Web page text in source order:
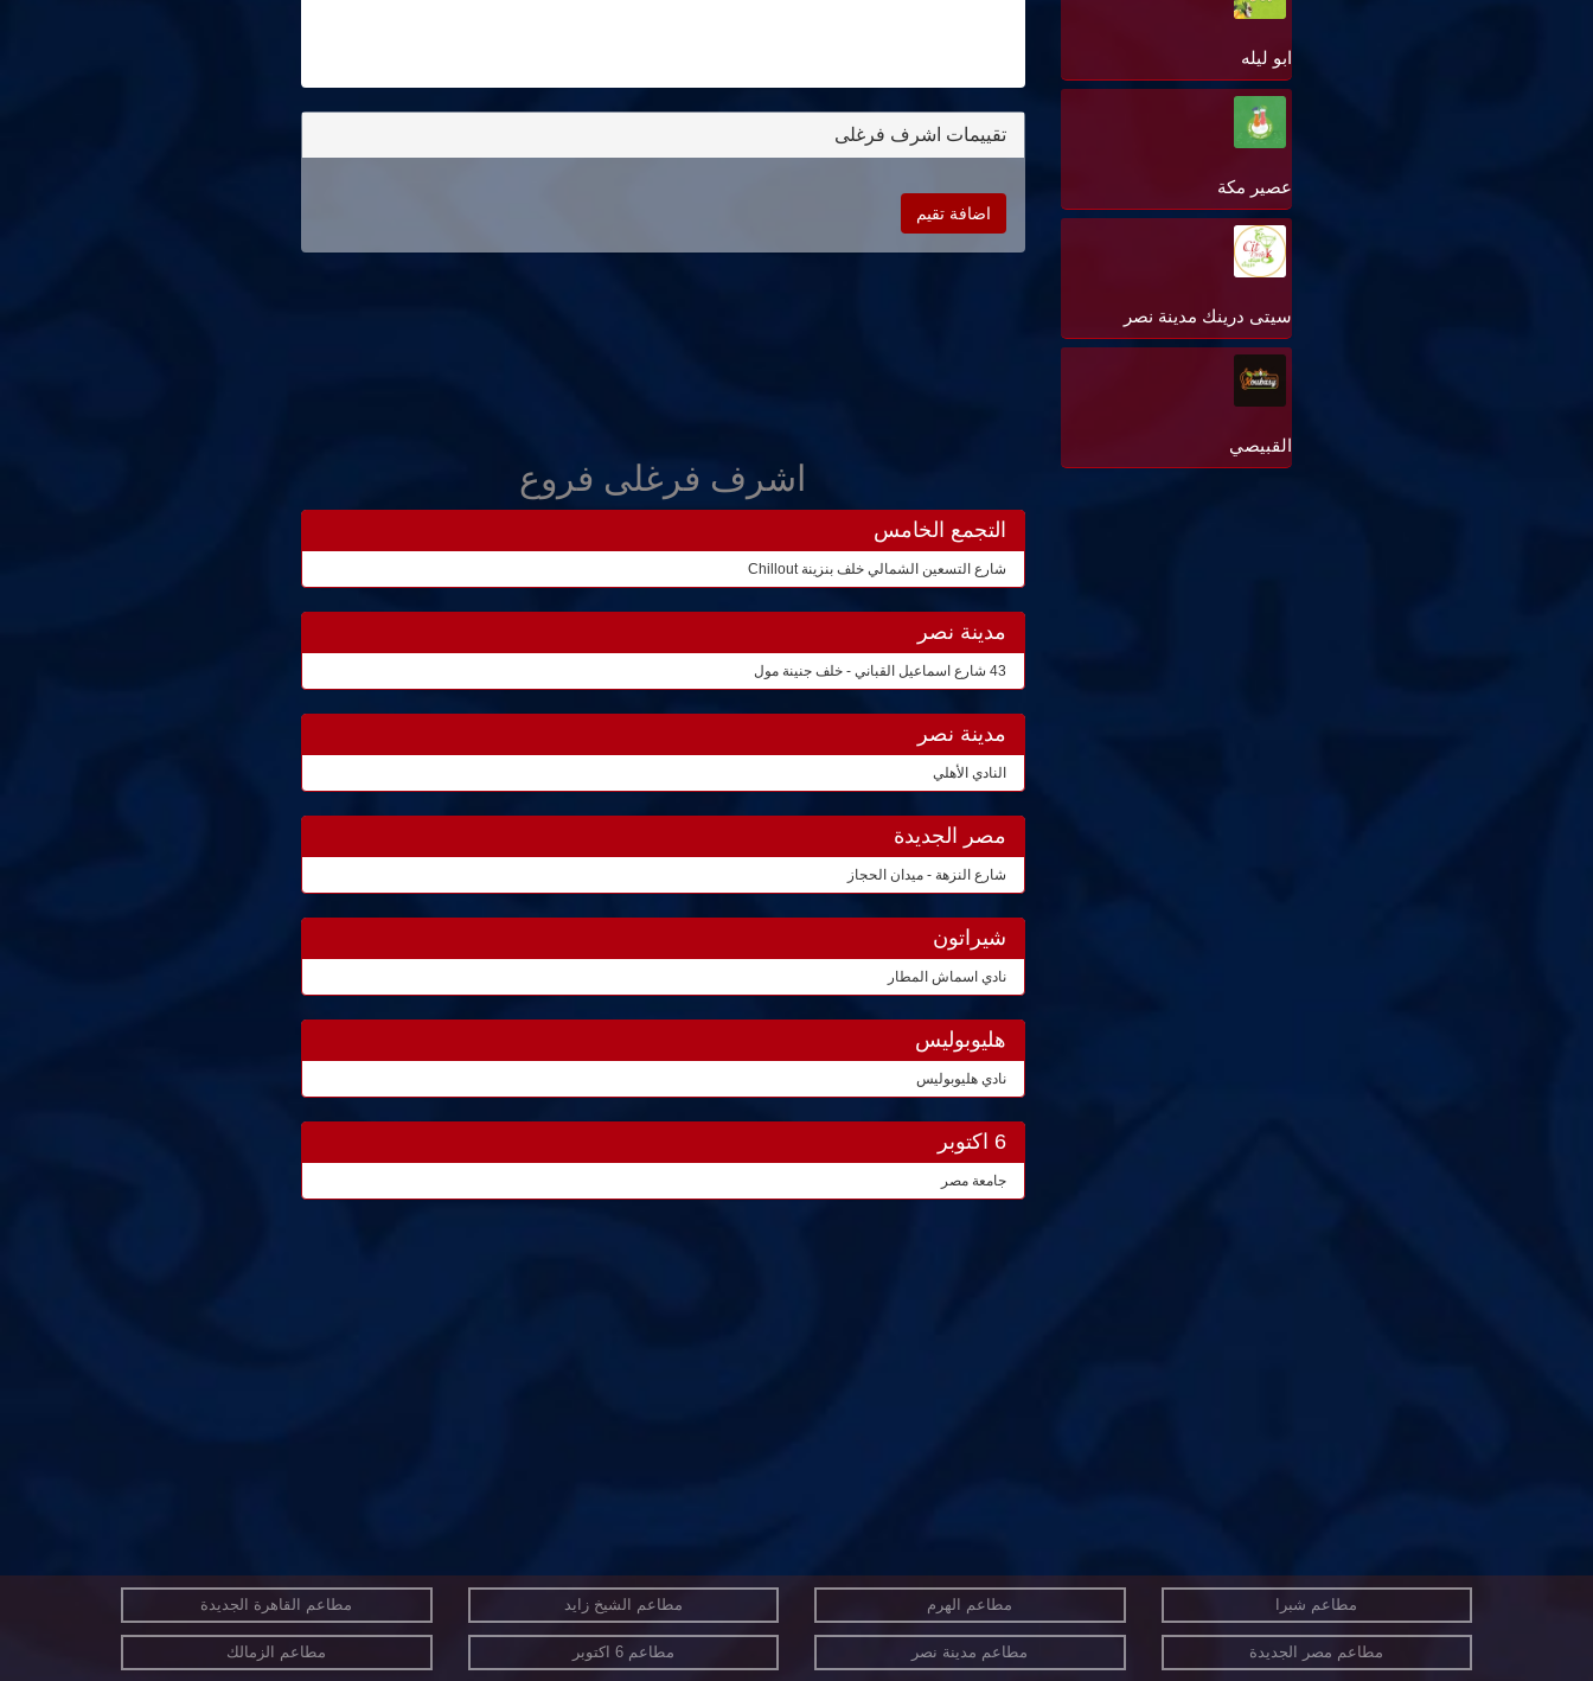
ابو ليله
عصير مكة
سيتى درينك مدينة نصر
القبيصي
تقييمات اشرف فرغلى
اضافة تقيم
اشرف فرغلى فروع
التجمع الخامس
شارع التسعين الشمالي خلف بنزينة Chillout
مدينة نصر
43 شارع اسماعيل القباني - خلف جنينة مول
مدينة نصر
النادي الأهلي
مصر الجديدة
شارع النزهة - ميدان الحجاز
شيراتون
نادي اسماش المطار
هليوبوليس
نادي هليوبوليس
6 اكتوبر
جامعة مصر
مطاعم شبرا مطاعم الهرم مطاعم الشيخ زايد مطاعم القاهرة الجديدة
مطاعم مصر الجديدة مطاعم مدينة نصر مطاعم 6 اكتوبر مطاعم الزمالك